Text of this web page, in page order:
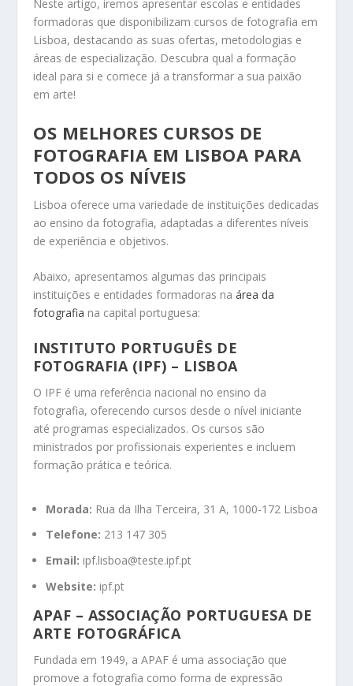
Neste artigo, iremos apresentar escolas e entidades
formadoras que disponibilizam cursos de fotografia em
Lisboa, destacando as suas ofertas, metodologias e
áreas de especialização. Descubra qual a formação
ideal para si e comece já a transformar a sua paixão
em arte!
OS MELHORES CURSOS DE
FOTOGRAFIA EM LISBOA PARA
TODOS OS NÍVEIS
Lisboa oferece uma variedade de instituições dedicadas
ao ensino da fotografia, adaptadas a diferentes níveis
de experiência e objetivos.
Abaixo, apresentamos algumas das principais
instituições e entidades formadoras naárea da
fotografia na capital portuguesa:
INSTITUTO PORTUGUÊS DE
FOTOGRAFIA (IPF) – LISBOA
O IPF é uma referência nacional no ensino da
fotografia, oferecendo cursos desde o nível iniciante
até programas especializados. Os cursos são
ministrados por profissionais experientes e incluem
formação prática e teórica.
Morada: Rua da Ilha Terceira, 31 A, 1000-172 Lisboa
Telefone: 213 147 305
Email: ipf.lisboa@teste.ipf.pt
Website: ipf.pt
APAF – ASSOCIAÇÃO PORTUGUESA DE
ARTE FOTOGRÁFICA
Fundada em 1949, a APAF é uma associação que
promove a fotografia como forma de expressão